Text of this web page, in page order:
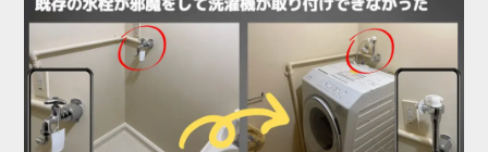
扉が障害物となって搬入が不可能な状態。そのた
め、扉を丁寧に取り外してから搬入し、所定の位置
に設置。その後、扉を元通りに復旧することでスム
ーズに作業を完了しました。施工料金はドラム式洗
濯機設置費用と扉の脱着費用で7,280円～となり、